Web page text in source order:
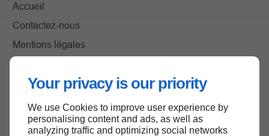
Your privacy is our priority
We use Cookies to improve user experience by
personalising content and ads, as well as
analyzing traffic and optimizing social networks
Accueil
Contactez-nous
Mentions légales
Haut de page